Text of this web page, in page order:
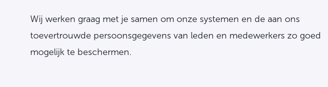
Wij werken graag met je samen om onze systemen en de aan ons
toevertrouwde persoonsgegevens van leden en medewerkers zo goed
mogelijk te beschermen.